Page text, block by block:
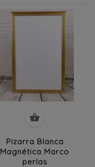

Pizarra Blanca
Magnética Marco
perlas